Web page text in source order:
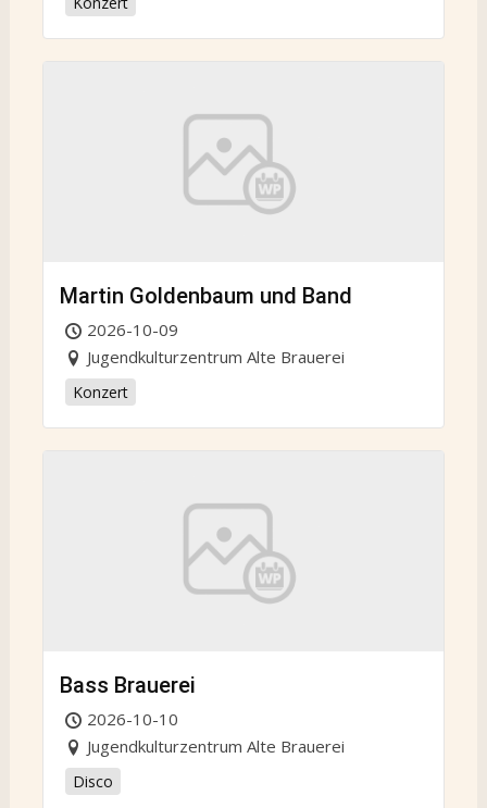
Martin Goldenbaum und Band
2026-10-09
Jugendkulturzentrum Alte Brauerei
Konzert
Bass Brauerei
2026-10-10
Jugendkulturzentrum Alte Brauerei
Disco